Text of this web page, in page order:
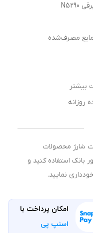
محصولات
بانک استفاده کنید و
نمایید.
امکان پرداخت با
اسنپ پی